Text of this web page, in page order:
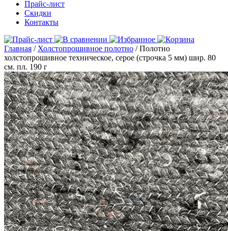
Прайс-лист
Скидки
Контакты
Главная / Холстопрошивное полотно / Полотно
холстопрошивное техническое, серое (строчка 5 мм) шир. 80
см. пл. 190 г